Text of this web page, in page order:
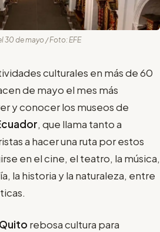
30 de mayo / Foto: EFE
culturales en más de 60
de mayo el mes más
y conocer los museos de
, que llama tanto a
a hacer una ruta por estos
en el cine, el teatro, la música,
la historia y la naturaleza, entre
Quito rebosa cultura para